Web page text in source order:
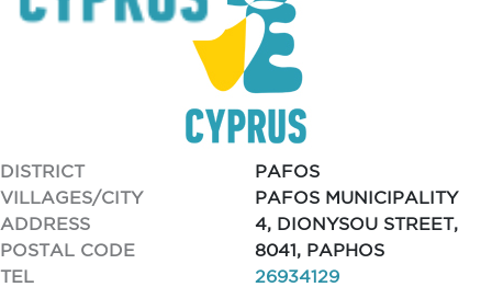
DISTRICT
PAFOS
VILLAGES/CITY
PAFOS MUNICIPALITY
ADDRESS
4, DIONYSOU STREET,
POSTAL CODE
8041, PAPHOS
TEL
26934129